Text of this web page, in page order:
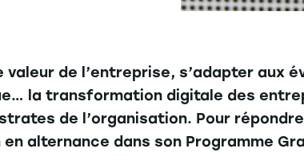
de l’entreprise, s’adapter aux
la transformation digitale des
de l’organisation. Pour
alternance dans son Programme